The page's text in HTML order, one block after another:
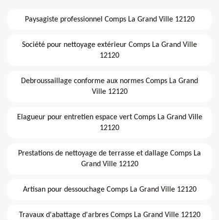
Paysagiste professionnel Comps La Grand Ville 12120
Société pour nettoyage extérieur Comps La Grand Ville
12120
Debroussaillage conforme aux normes Comps La Grand
Ville 12120
Elagueur pour entretien espace vert Comps La Grand Ville
12120
Prestations de nettoyage de terrasse et dallage Comps La
Grand Ville 12120
Artisan pour dessouchage Comps La Grand Ville 12120
Travaux d'abattage d'arbres Comps La Grand Ville 12120